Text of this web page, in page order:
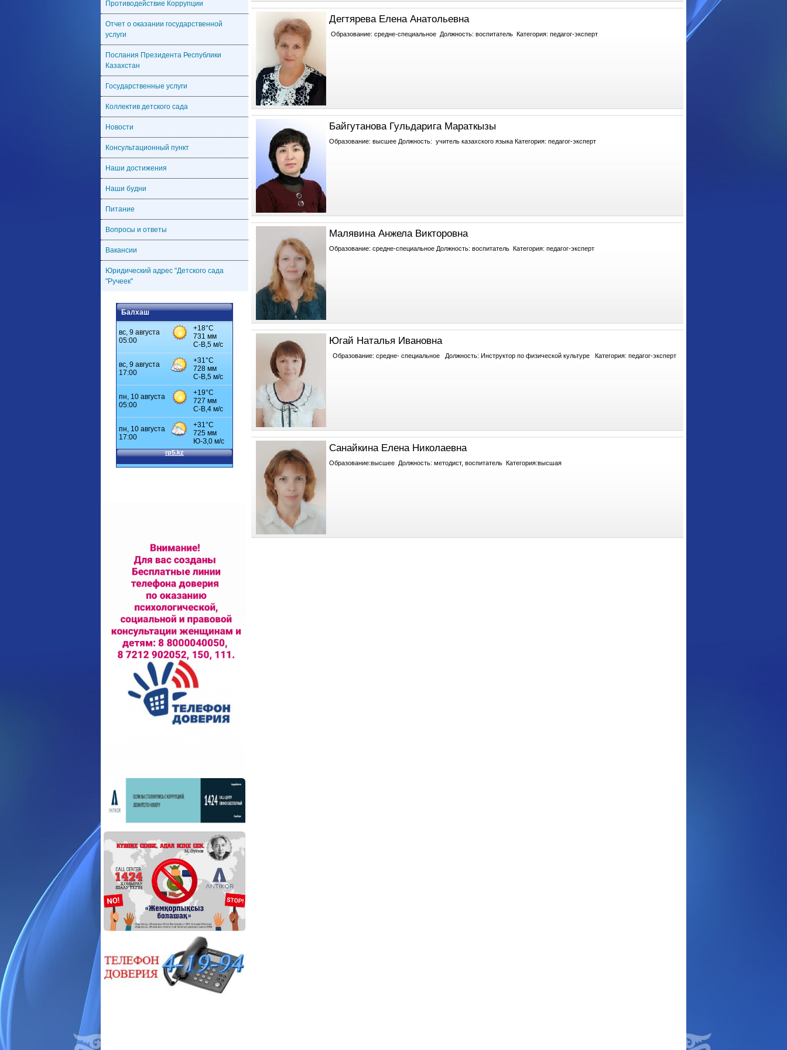
Противодействие Коррупции
Отчет о оказании государственной
услуги
Послания Президента Республики
Казахстан
Государственные услуги
Коллектив детского сада
Новости
Консультационный пункт
Наши достижения
Наши будни
Питание
Вопросы и ответы
Вакансии
Юридический адрес "Детского сада
"Ручеек"
Балхаш
Дегтярева Елена Анатольевна
Образование: средне-специальное Должность: воспитатель Категория: педагог-эксперт
Байгутанова Гульдарига Мараткызы
Образование: высшее Должность: учитель казахского языка Категория: педагог-эксперт
Малявина Анжела Викторовна
Образование: средне-специальное Должность: воспитатель Категория: педагог-эксперт
Югай Наталья Ивановна
Образование: средне- специальное Должность: Инструктор по физической культуре Категория: педагог-эксперт
Санайкина Елена Николаевна
Образование:высшее Должность: методист, воспитатель Категория:высшая